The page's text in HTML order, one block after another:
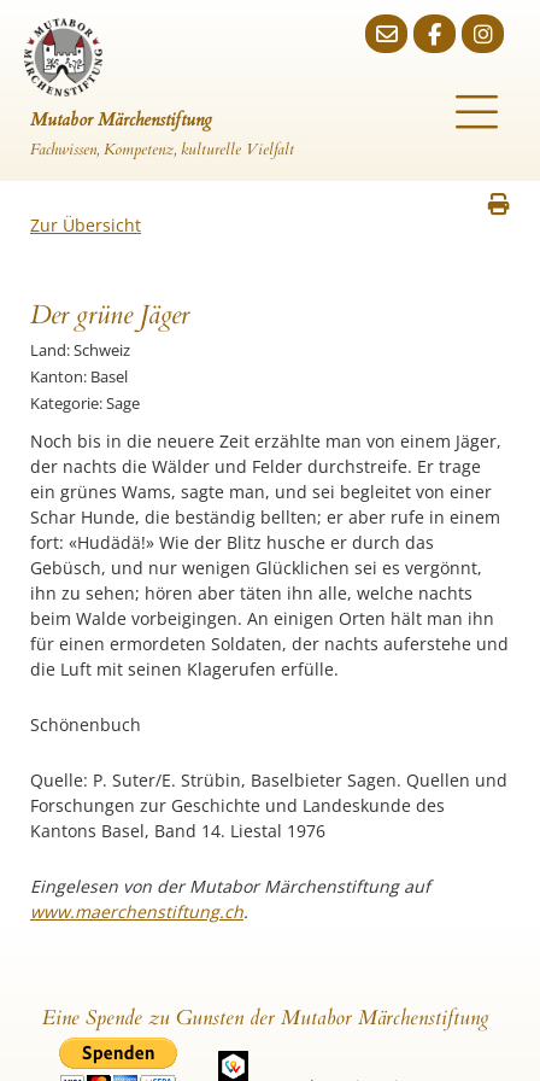
Mutabor Märchenstiftung
Fachwissen, Kompetenz, kulturelle Vielfalt
Zur Übersicht
Der grüne Jäger
Land: Schweiz
Kanton: Basel
Kategorie: Sage
Noch bis in die neuere Zeit erzählte man von einem Jäger,
der nachts die Wälder und Felder durchstreife. Er trage
ein grünes Wams, sagte man, und sei begleitet von einer
Schar Hunde, die beständig bellten; er aber rufe in einem
fort: «Hudädä!» Wie der Blitz husche er durch das
Gebüsch, und nur wenigen Glücklichen sei es vergönnt,
ihn zu sehen; hören aber täten ihn alle, welche nachts
beim Walde vorbeigingen. An einigen Orten hält man ihn
für einen ermordeten Soldaten, der nachts auferstehe und
die Luft mit seinen Klagerufen erfülle.
Schönenbuch
Quelle: P. Suter/E. Strübin, Baselbieter Sagen. Quellen und
Forschungen zur Geschichte und Landeskunde des
Kantons Basel, Band 14. Liestal 1976
Eingelesen von der Mutabor Märchenstiftung auf
www.maerchenstiftung.ch.
Eine Spende zu Gunsten der Mutabor Märchenstiftung